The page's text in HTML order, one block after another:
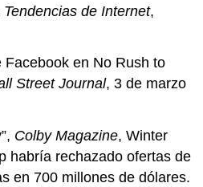
de Internet,
Facebook en No Rush to
Street Journal, 3 de marzo
Colby Magazine, Winter
habría rechazado ofertas de
en 700 millones de dólares.